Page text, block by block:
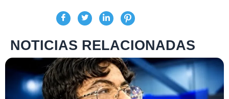
NOTICIAS RELACIONADAS